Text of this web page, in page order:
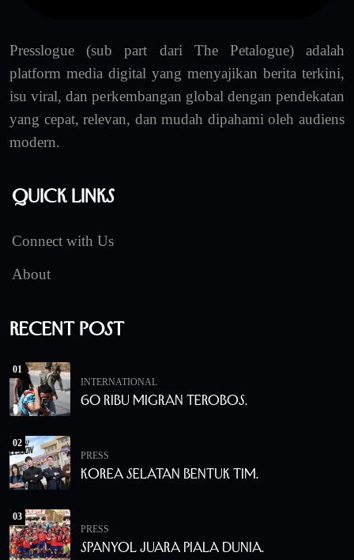
Presslogue (sub part dari The Petalogue) adalah
platform media digital yang menyajikan berita terkini,
isu viral, dan perkembangan global dengan pendekatan
yang cepat, relevan, dan mudah dipahami oleh audiens
modern.
Quick Links
Connect with Us
About
Recent Post
01
INTERNATIONAL
60 Ribu Migran Terobos.
02
PRESS
Korea Selatan Bentuk Tim.
03
PRESS
Spanyol Juara Piala Dunia.